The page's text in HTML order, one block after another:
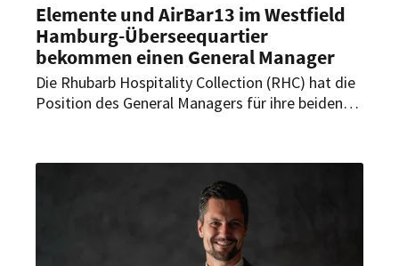
Elemente und AirBar13 im Westfield
Hamburg-Überseequartier
bekommen einen General Manager
Die Rhubarb Hospitality Collection (RHC) hat die
Position des General Managers für ihre beiden
erfahrener F&B-Manager übernimmt künftig die
Verantwortung für das Restaurant Elemente und